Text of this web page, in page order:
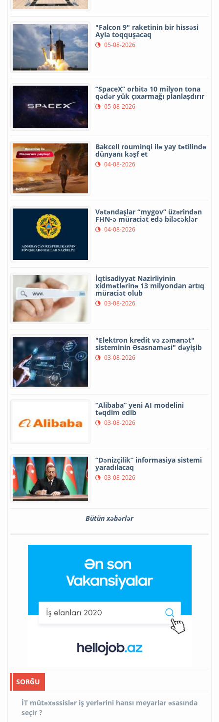
"Falcon 9" raketinin bir hissəsi
Ayla toqquşacaq
05-08-2026
“SpaceX” orbitə 10 milyon tona
qədər yük çıxarmağı planlaşdırır
05-08-2026
Bakcell rouminqi ilə yay tətilində
dünyanı kəşf et
04-08-2026
Vətəndaşlar “mygov” üzərindən
FHN-ə müraciət edə biləcəklər
04-08-2026
İqtisadiyyat Nazirliyinin
xidmətlərinə 13 milyondan artıq
müraciət olub
03-08-2026
"Elektron kredit və zəmanət"
sisteminin Əsasnaməsi" dəyişib
03-08-2026
“Alibaba” yeni AI modelini
təqdim edib
03-08-2026
“Dənizçilik” informasiya sistemi
yaradılacaq
03-08-2026
Bütün xəbərlər
SORĞU
İT mütəxəssislər iş yerlərini hansı meyarlar əsasında
seçir ?